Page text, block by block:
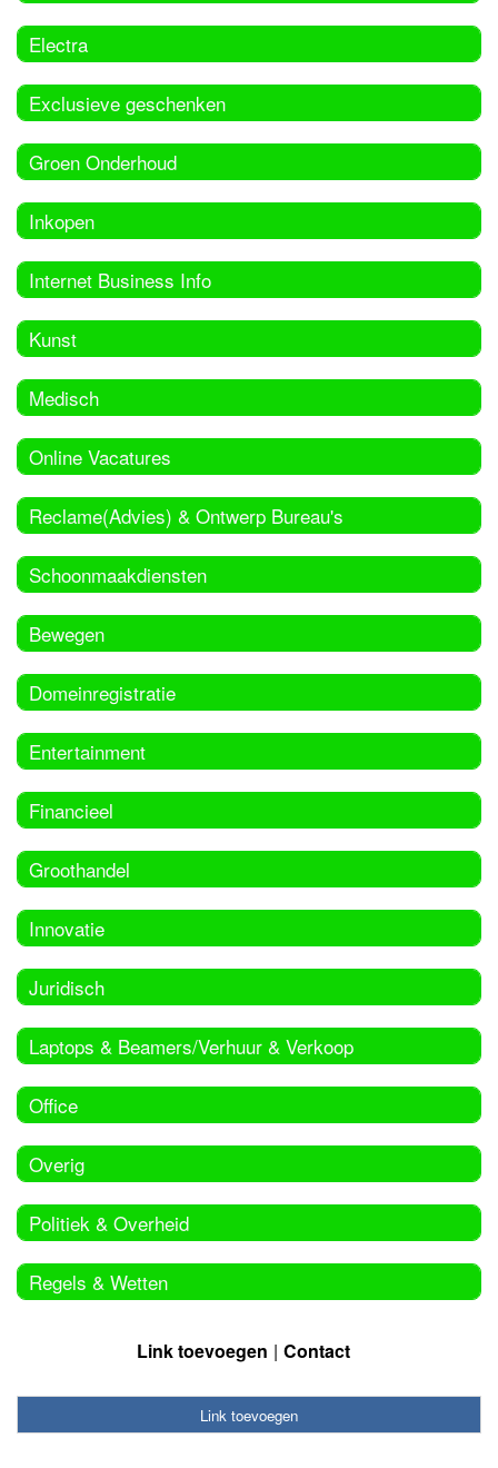
Electra
Exclusieve geschenken
Groen Onderhoud
Inkopen
Internet Business Info
Kunst
Medisch
Online Vacatures
Reclame(Advies) & Ontwerp Bureau's
Schoonmaakdiensten
Bewegen
Domeinregistratie
Entertainment
Financieel
Groothandel
Innovatie
Juridisch
Laptops & Beamers/Verhuur & Verkoop
Office
Overig
Politiek & Overheid
Regels & Wetten
Link toevoegen Contact
Link toevoegen